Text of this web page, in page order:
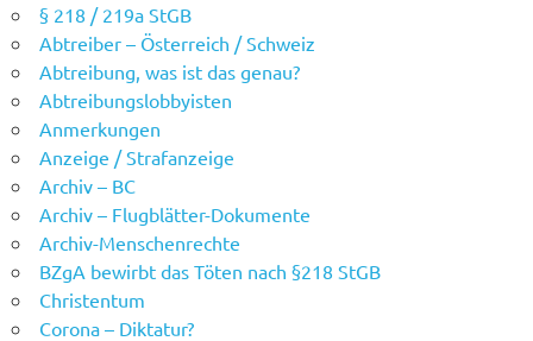
§ 218 / 219a StGB
Abtreiber – Österreich / Schweiz
Abtreibung, was ist das genau?
Abtreibungslobbyisten
Anmerkungen
Anzeige / Strafanzeige
Archiv – BC
Archiv – Flugblätter-Dokumente
Archiv-Menschenrechte
BZgA bewirbt das Töten nach §218 StGB
Christentum
Corona – Diktatur?